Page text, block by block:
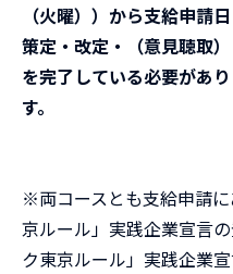
（火曜））から支給申請
策定・改定・（意見聴取
を完了している必要があ
す。
※両コースとも支給申請
京ルール」実践企業宣言
ク東京ルール」実践企業